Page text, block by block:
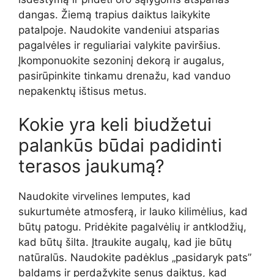
dangas. Žiemą trapius daiktus laikykite
patalpoje. Naudokite vandeniui atsparias
pagalvėles ir reguliariai valykite paviršius.
Įkomponuokite sezoninį dekorą ir augalus,
pasirūpinkite tinkamu drenažu, kad vanduo
nepakenktų ištisus metus.
Kokie yra keli biudžetui
palankūs būdai padidinti
terasos jaukumą?
Naudokite virvelines lemputes, kad
sukurtumėte atmosferą, ir lauko kilimėlius, kad
būtų patogu. Pridėkite pagalvėlių ir antklodžių,
kad būtų šilta. Įtraukite augalų, kad jie būtų
natūralūs. Naudokite padėklus „pasidaryk pats”
baldams ir perdažykite senus daiktus, kad